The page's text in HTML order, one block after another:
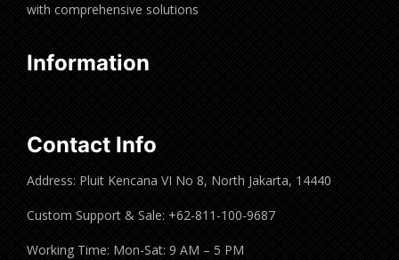
with comprehensive solutions
Information
Contact Info
Address: Pluit Kencana VI No 8, North Jakarta, 14440
Custom Support & Sale: +62-811-100-9687
Working Time: Mon-Sat: 9 AM – 5 PM